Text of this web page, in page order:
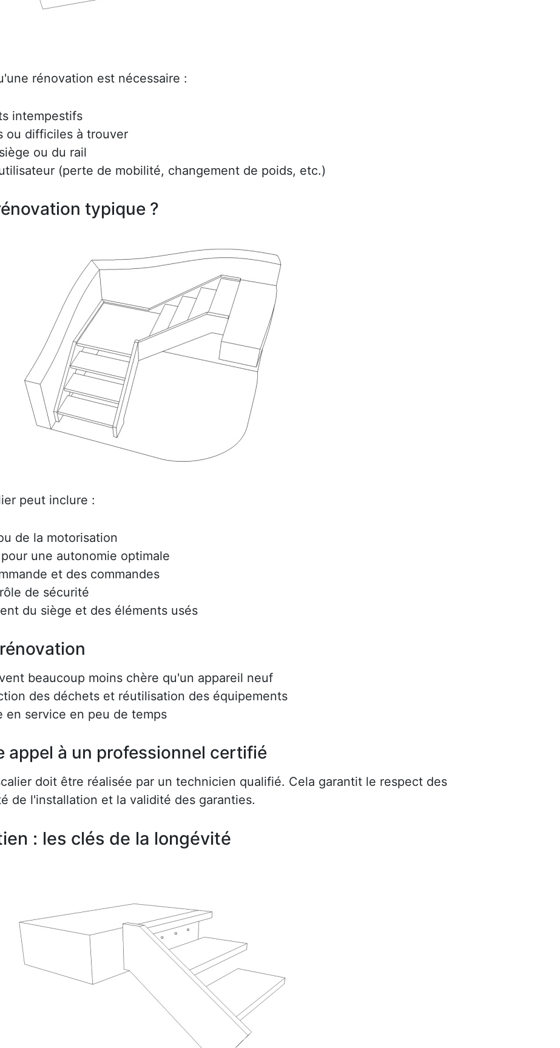
rénovation est nécessaire :
intempestifs
ou difficiles à trouver
ou du rail
(perte de mobilité, changement de poids, etc.)
typique ?
peut inclure :
de la motorisation
une autonomie optimale
et des commandes
de sécurité
du siège et des éléments usés
beaucoup moins chère qu'un appareil neuf
des déchets et réutilisation des équipements
en service en peu de temps
appel à un professionnel certifié
doit être réalisée par un technicien qualifié. Cela garantit le respect des
de l'installation et la validité des garanties.
: les clés de la longévité